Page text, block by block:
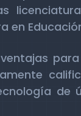
en
de